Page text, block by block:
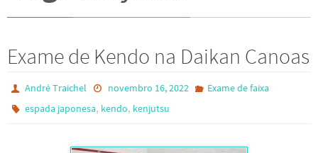
Exame de Kendo na Daikan Canoas
André Traichel novembro 16, 2022
Exame de faixa
espada japonesa, kendo, kenjutsu